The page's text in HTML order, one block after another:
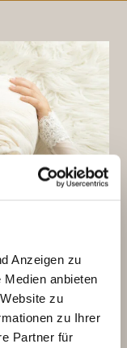
Anzeigen zu
anbieten
zu
zu Ihrer
Partner für